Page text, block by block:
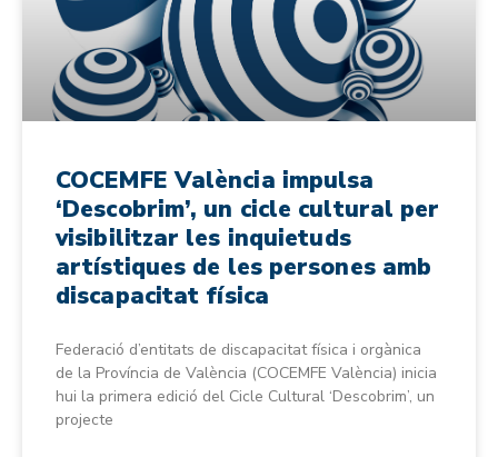
COCEMFE València impulsa
‘Descobrim’, un cicle cultural per
visibilitzar les inquietuds
artístiques de les persones amb
discapacitat física
Federació d’entitats de discapacitat física i orgànica
de la Província de València (COCEMFE València) inicia
hui la primera edició del Cicle Cultural ‘Descobrim’, un
projecte